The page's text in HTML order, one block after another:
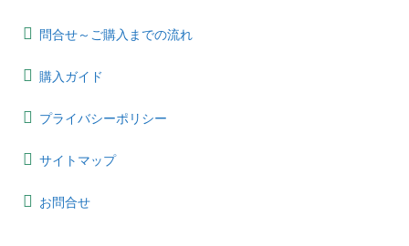
問合せ～ご購入までの流れ
購入ガイド
プライバシーポリシー
サイトマップ
お問合せ